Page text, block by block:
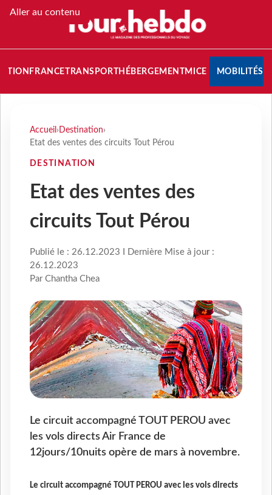
Aller au contenu
FRANCETRANSPORT HÉBERGEMENTMICE MOBILITÉS
Accueil › Destination›
Etat des ventes des circuits Tout Pérou
DESTINATION
Etat des ventes des
circuits Tout Pérou
Publié le : 26.12.2023 I Dernière Mise à jour :
26.12.2023
Par Chantha Chea
Le circuit accompagné TOUT PEROU avec
les vols directs Air France de
12jours/10nuits opère de mars à novembre.
Le circuit accompagné TOUT PEROU avec les vols directs